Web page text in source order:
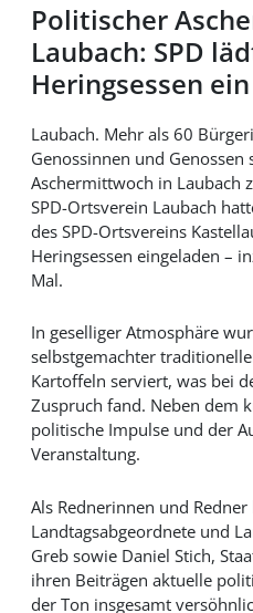
Politischer
Laubach: SPD
Heringsessen ein
Laubach. Mehr als 60
Genossinnen und
Aschermittwoch in Laubach
SPD-Ortsverein Laubach
des SPD-Ortsvereins
Heringsessen eingeladen –
Mal.
In geselliger Atmosphäre
selbstgemachter
Kartoffeln serviert, was bei
Zuspruch fand. Neben dem
politische Impulse und der
Veranstaltung.
Als Rednerinnen und
Landtagsabgeordnete und
Greb sowie Daniel Stich,
ihren Beiträgen aktuelle
der Ton insgesamt